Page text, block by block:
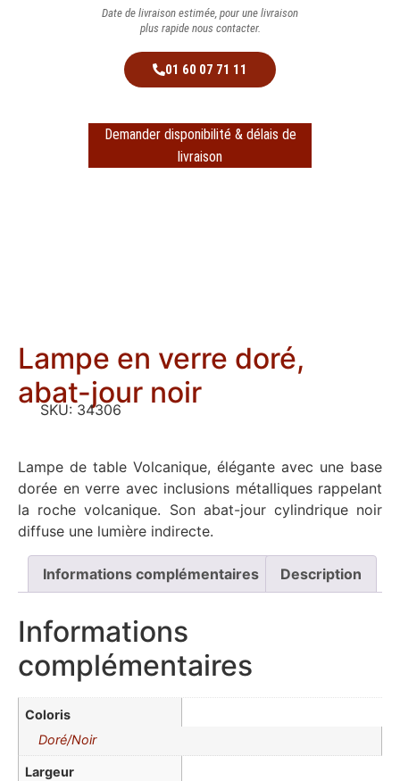
Date de livraison estimée, pour une livraison
plus rapide nous contacter.
01 60 07 71 11
Demander disponibilité & délais de
livraison
Lampe en verre doré,
abat-jour noir
SKU: 34306
Lampe de table Volcanique, élégante avec une base
dorée en verre avec inclusions métalliques rappelant
la roche volcanique. Son abat-jour cylindrique noir
diffuse une lumière indirecte.
Informations complémentaires Description
Informations
complémentaires
Coloris
Doré/Noir
Largeur